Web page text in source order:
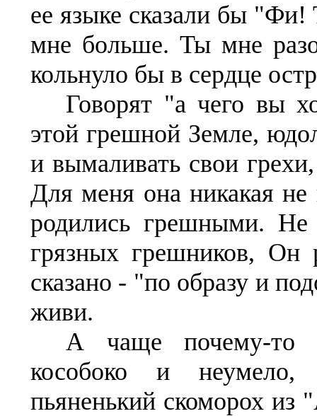
ее языке сказали бы
мне больше. Ты мне
кольнуло бы в сердце
Говорят "а чего вы
этой грешной Земле,
и вымаливать свои
Для меня она никакая
родились грешными.
грязных грешников, Он
сказано - "по образу и
живи.
А чаще почему-то
кособоко и неумело,
пьяненький скоморох из